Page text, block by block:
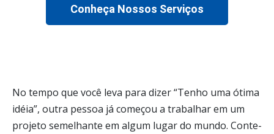
Conheça Nossos Serviços
No tempo que você leva para dizer “Tenho uma ótima
idéia”, outra pessoa já começou a trabalhar em um
projeto semelhante em algum lugar do mundo. Conte-